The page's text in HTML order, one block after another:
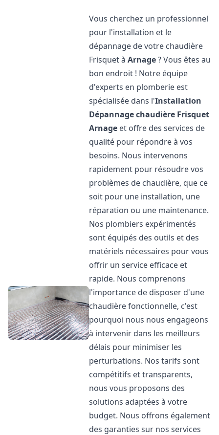
Vous cherchez un professionnel
pour l'installation et le
dépannage de votre chaudière
Frisquet àArnage? Vous êtes au
bon endroit ! Notre équipe
d'experts en plomberie est
spécialisée dans l'Installation
Dépannage chaudière Frisquet
Arnage et offre des services de
qualité pour répondre à vos
besoins. Nous intervenons
rapidement pour résoudre vos
problèmes de chaudière, que ce
soit pour une installation, une
réparation ou une maintenance.
Nos plombiers expérimentés
sont équipés des outils et des
matériels nécessaires pour vous
offrir un service efficace et
rapide. Nous comprenons
l'importance de disposer d'une
chaudière fonctionnelle, c'est
pourquoi nous nous engageons
à intervenir dans les meilleurs
délais pour minimiser les
perturbations. Nos tarifs sont
compétitifs et transparents,
nous vous proposons des
solutions adaptées à votre
budget. Nous offrons également
des garanties sur nos services